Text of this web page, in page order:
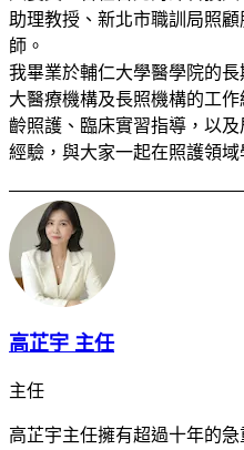
助理教授、新北市職訓局照
師。
我畢業於輔仁大學醫學院的
大醫療機構及長照機構的工
齡照護、臨床實習指導，以
經驗，與大家一起在照護領域
高芷宇 主任
主任
高芷宇主任擁有超過十年的